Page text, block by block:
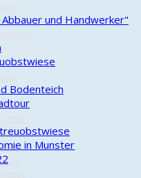
und Handwerker"
Bodenteich
in Munster